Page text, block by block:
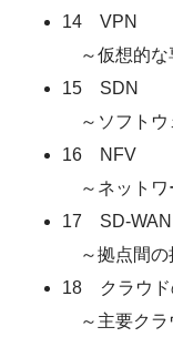
14 VPN
～仮想的な
15 SDN
～ソフトウ
16 NFV
～ネットワ
17 SD-WAN
～拠点間の
18 クラウド
～主要クラ